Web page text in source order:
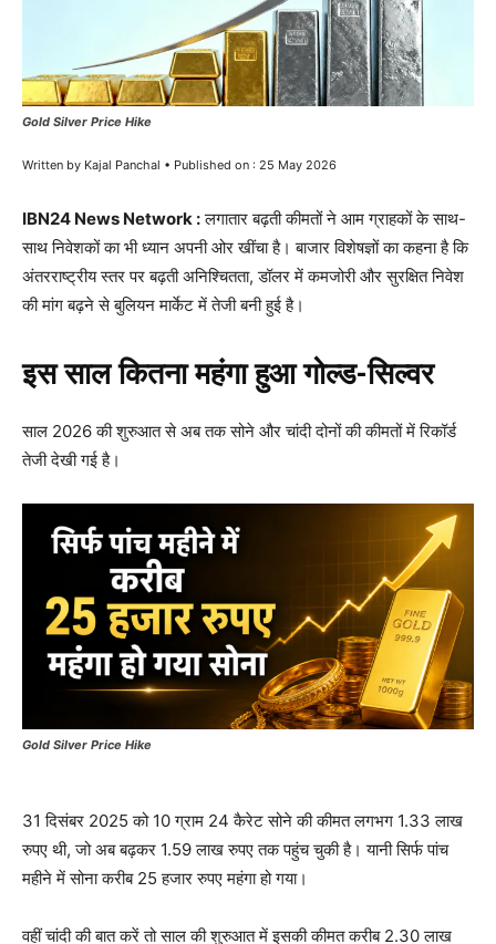
Gold Silver Price Hike
Written by Kajal Panchal • Published on : 25 May 2026
IBN24 News Network :लगातार बढ़ती कीमतों ने आम ग्राहकों के साथ-
साथ निवेशकों का भी ध्यान अपनी ओर खींचा है। बाजार विशेषज्ञों का कहना है कि
अंतरराष्ट्रीय स्तर पर बढ़ती अनिश्चितता, डॉलर में कमजोरी और सुरक्षित निवेश
की मांग बढ़ने से बुलियन मार्केट में तेजी बनी हुई है।
इस साल कितना महंगा हुआ गोल्ड-सिल्वर
साल 2026 की शुरुआत से अब तक सोने और चांदी दोनों की कीमतों में रिकॉर्ड
तेजी देखी गई है।
Gold Silver Price Hike
31 दिसंबर 2025 को 10 ग्राम 24 कैरेट सोने की कीमत लगभग 1.33 लाख
रुपए थी, जो अब बढ़कर 1.59 लाख रुपए तक पहुंच चुकी है। यानी सिर्फ पांच
महीने में सोना करीब 25 हजार रुपए महंगा हो गया।
वहीं चांदी की बात करें तो साल की शुरुआत में इसकी कीमत करीब 2.30 लाख